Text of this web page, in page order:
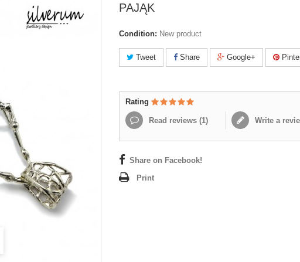
PAJĄK
Condition: New product
Tweet Share Google+
Rating
Read reviews (1) Write a
Share on Facebook!
Print